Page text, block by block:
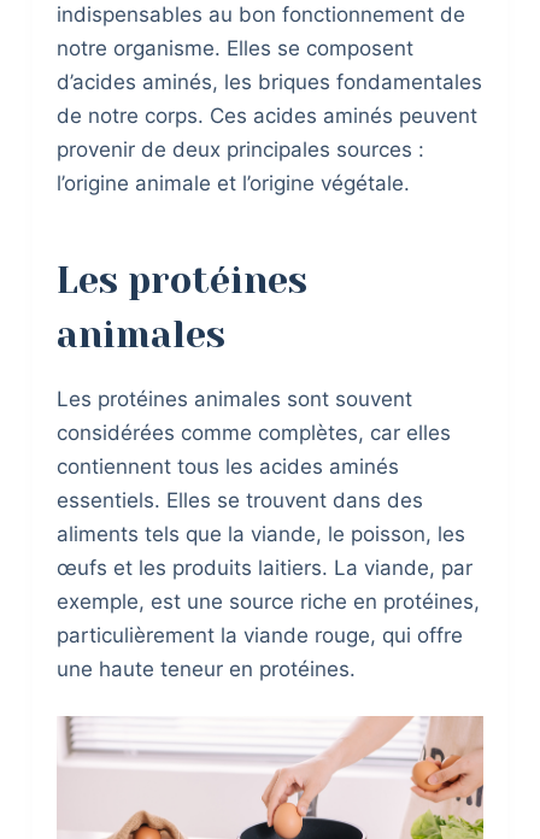
indispensables au bon fonctionnement de
notre organisme. Elles se composent
d’acides aminés, les briques fondamentales
de notre corps. Ces acides aminés peuvent
provenir de deux principales sources :
l’origine animale et l’origine végétale.
Les protéines
animales
Les protéines animales sont souvent
considérées comme complètes, car elles
contiennent tous les acides aminés
essentiels. Elles se trouvent dans des
aliments tels que la viande, le poisson, les
œufs et les produits laitiers. La viande, par
exemple, est une source riche en protéines,
particulièrement la viande rouge, qui offre
une haute teneur en protéines.